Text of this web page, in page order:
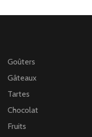
Goûters
Gâteaux
Tartes
Chocolat
Fruits